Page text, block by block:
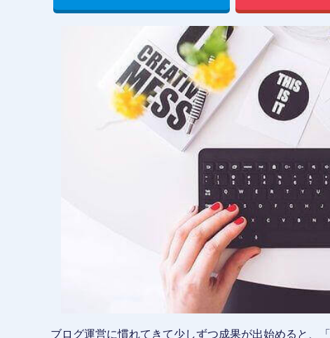
ブログ運営に慣れてきて少しずつ成果が出始めると、